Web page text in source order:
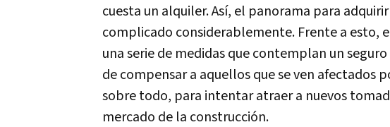
cuesta un alquiler. Así, el panorama para
complicado considerablemente. Frente a esto,
una serie de medidas que contemplan un
de compensar a aquellos que se ven afectados
sobre todo, para intentar atraer a nuevos
mercado de la construcción.